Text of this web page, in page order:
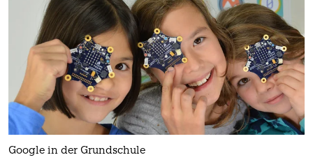
Google in der Grundschule